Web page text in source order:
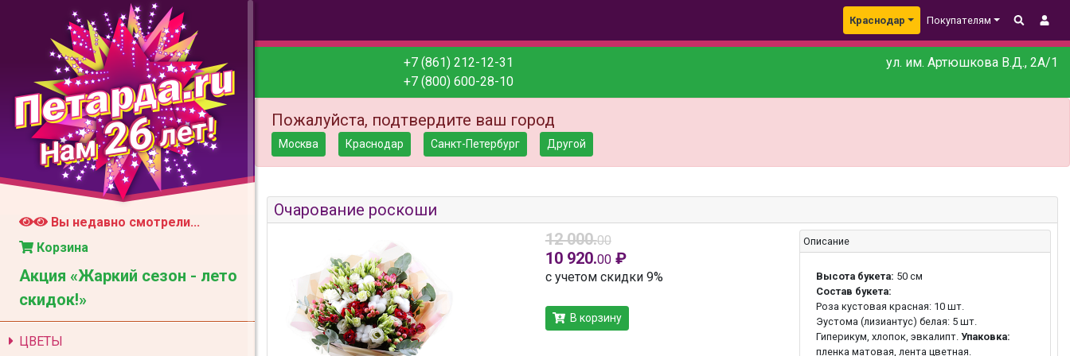
Нам26лет!
Вы недавно смотрели...
Корзина
Акция «Жаркий сезон - лето
скидок!»
ЦВЕТЫ
Краснодар Покупателям
+7 (861) 212-12-31
+7 (800) 600-28-10
ул. им. Артюшкова В.Д., 2А/1
Пожалуйста, подтвердите ваш город
Москва Краснодар Санкт-Петербург Другой
Очарование роскоши
12 000.00
10 920.00₽
с учетом скидки 9%
В корзину
Описание
Высота букета: 50 см
Состав букета:
Роза кустовая красная: 10 шт.
Эустома (лизиантус) белая: 5 шт.
Гиперикум, хлопок, эвкалипт. Упаковка:
пленка матовая, лента цветная.